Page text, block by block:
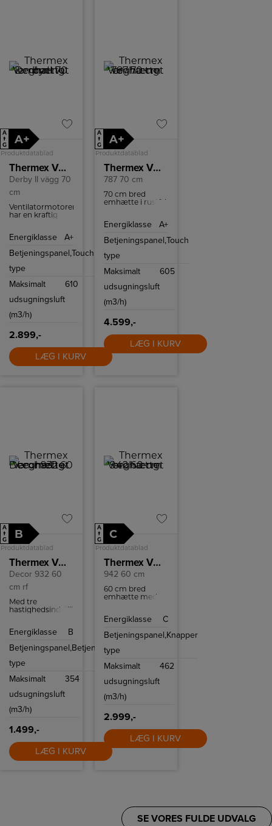
A
↑
G
A+
Produktdatablad
Thermex Væghængt emhætte Derby II 70 cm
Derby II vägg 70
cm
Ventilatormotoren
har en kraftig
hurtigt og
madlavningsdampe
køkken.
Energiklasse
A+
Betjeningspanel,
type
Touch
Maksimalt
udsugningsluft
(m3/h)
610
2.899,-
LÆG I KURV
A
↑
G
A+
Produktdatablad
Thermex Væghængt emhætte
787 70 cm
70 cm bred
emhætte i rustfri
vælge mellem.
Energiklasse
A+
Betjeningspanel,
type
Touch
Maksimalt
udsugningsluft
(m3/h)
605
4.599,-
LÆG I KURV
A
↑
G
B
Produktdatablad
Thermex Væghængt emhætte
Decor 932 60
cm rf
Med tre
hastighedsindstillinger
Ventilatoren har
luftmængde på
effektivt fjerner
køkkenet. Den
indbyggede
motor og Ø 150
mm
kanaltilslutning
luftcirkulation.
Energiklasse
B
Betjeningspanel,
type
Betjeningsknapper
Maksimalt
udsugningsluft
(m3/h)
354
1.499,-
LÆG I KURV
A
↑
G
C
Produktdatablad
Thermex Væghængt emhætte
942 60 cm
60 cm bred
emhætte med
Energiklasse
C
Betjeningspanel,
type
Knapper
Maksimalt
udsugningsluft
(m3/h)
462
2.999,-
LÆG I KURV
SE VORES FULDE UDVALG